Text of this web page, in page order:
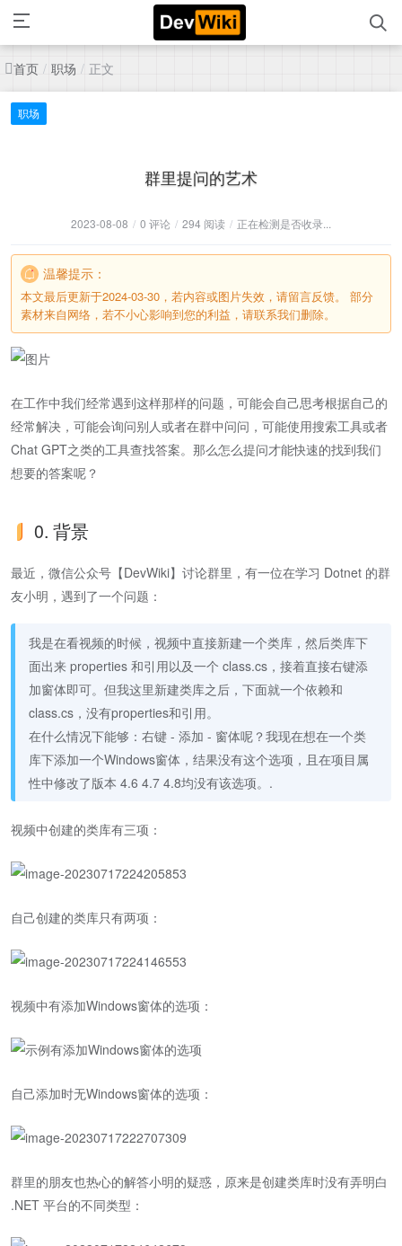
首页 / 职场 / 正文
职场
群里提问的艺术
2023-08-08 / 0 评论 / 294 阅读 / 正在检测是否收录...
温馨提示：
本文最后更新于2024-03-30，若内容或图片失效，请留言反馈。 部分
素材来自网络，若不小心影响到您的利益，请联系我们删除。
在工作中我们经常遇到这样那样的问题，可能会自己思考根据自己的
经常解决，可能会询问别人或者在群中问问，可能使用搜索工具或者
Chat GPT之类的工具查找答案。那么怎么提问才能快速的找到我们
想要的答案呢？
0. 背景
最近，微信公众号【DevWiki】讨论群里，有一位在学习 Dotnet 的群
友小明，遇到了一个问题：
我是在看视频的时候，视频中直接新建一个类库，然后类库下
面出来 properties 和引用以及一个 class.cs，接着直接右键添
加窗体即可。但我这里新建类库之后，下面就一个依赖和
class.cs，没有properties和引用。
在什么情况下能够：右键 - 添加 - 窗体呢？我现在想在一个类
库下添加一个Windows窗体，结果没有这个选项，且在项目属
性中修改了版本 4.6 4.7 4.8均没有该选项。.
视频中创建的类库有三项：
自己创建的类库只有两项：
视频中有添加Windows窗体的选项：
自己添加时无Windows窗体的选项：
群里的朋友也热心的解答小明的疑惑，原来是创建类库时没有弄明白
.NET 平台的不同类型：